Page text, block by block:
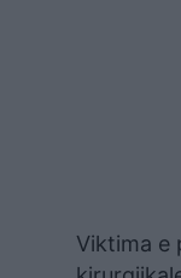
Viktima e